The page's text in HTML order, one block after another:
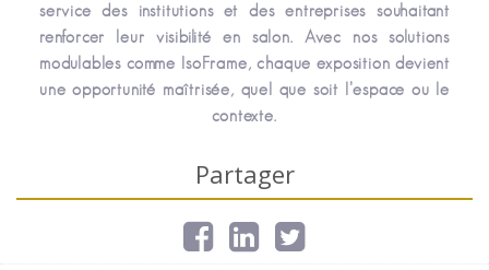
service des institutions et des entreprises souhaitant
renforcer leur visibilité en salon. Avec nos solutions
modulables comme IsoFrame, chaque exposition devient
une opportunité maîtrisée, quel que soit l’espace ou le
contexte.
Partager